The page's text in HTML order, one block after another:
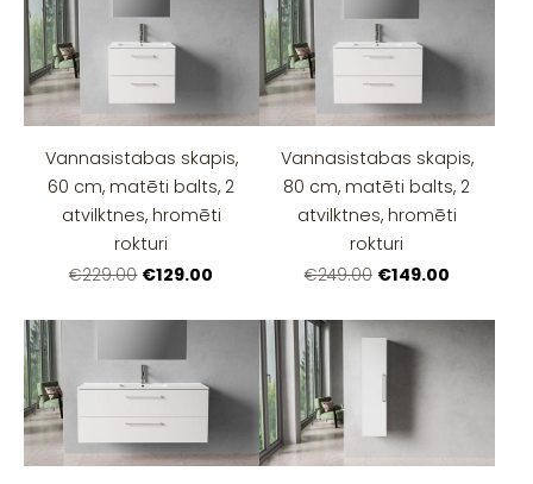
Vannasistabas skapis,
60 cm, matēti balts, 2
atvilktnes, hromēti
rokturi
€229.00 €129.00
Vannasistabas skapis,
80 cm, matēti balts, 2
atvilktnes, hromēti
rokturi
€249.00 €149.00